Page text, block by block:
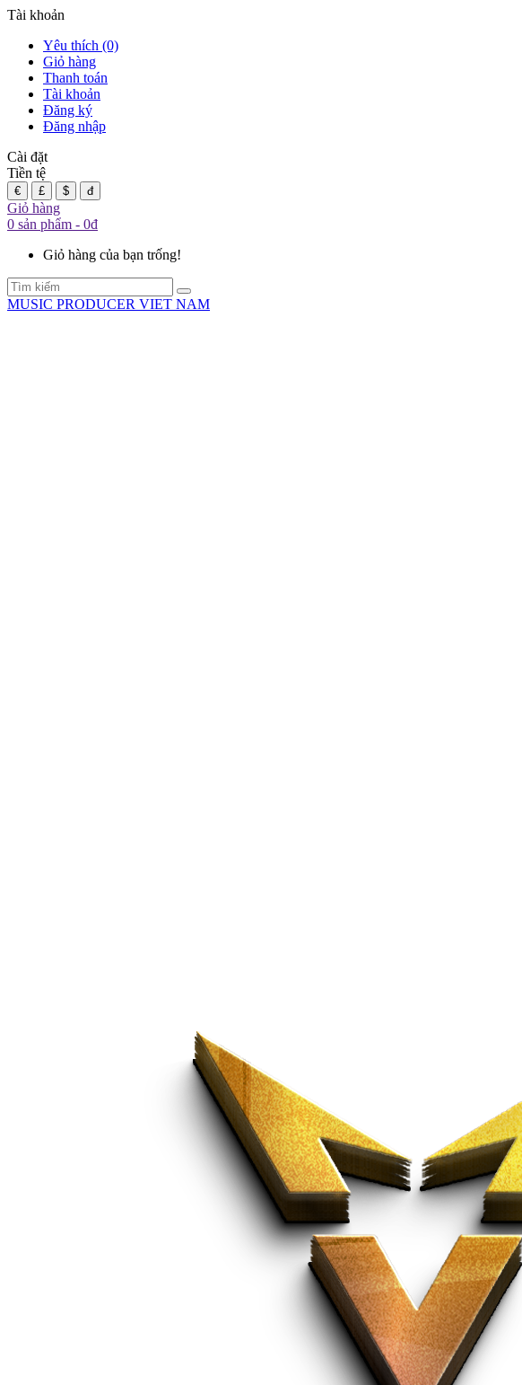
Tài khoản
Yêu thích (0)
Giỏ hàng
Thanh toán
Tài khoản
Đăng ký
Đăng nhập
Cài đặt
Tiền tệ
€ £ $ đ
Giỏ hàng
0 sản phẩm - 0đ
Giỏ hàng của bạn trống!
MUSIC PRODUCER VIET NAM